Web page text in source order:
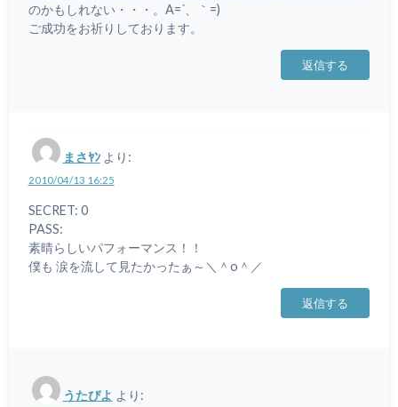
のかもしれない・・・。A=´、｀=)ゞ
ご成功をお祈りしております。
返信する
まさﾔﾝ より:
2010/04/13 16:25
SECRET: 0
PASS:
素晴らしいパフォーマンス！！
僕も 涙を流して見たかったぁ～＼＾o＾／
返信する
うたぴよ より: